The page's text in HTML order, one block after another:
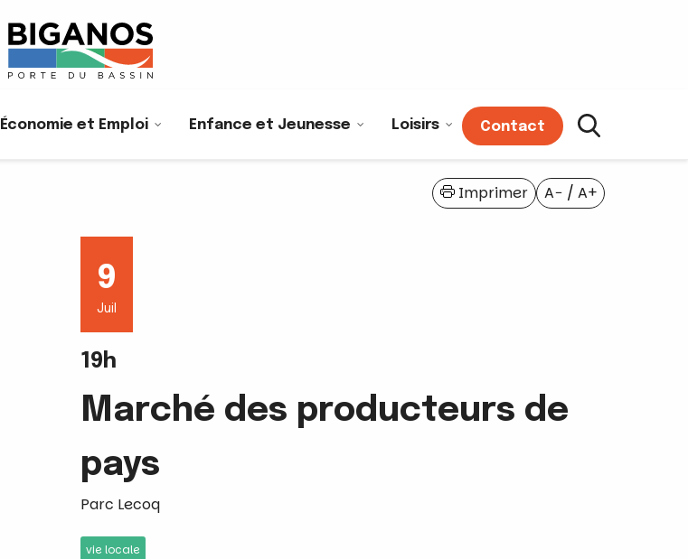
Économie et Emploi Enfance et Jeunesse Loisirs Contact
A− / A+
Imprimer
9
Juil
19h
Marché des producteurs de
pays
Parc Lecoq
vie locale